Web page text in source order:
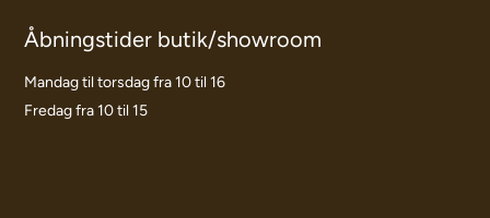
Åbningstider butik/showroom
Mandag til torsdag fra 10 til 16
Fredag fra 10 til 15